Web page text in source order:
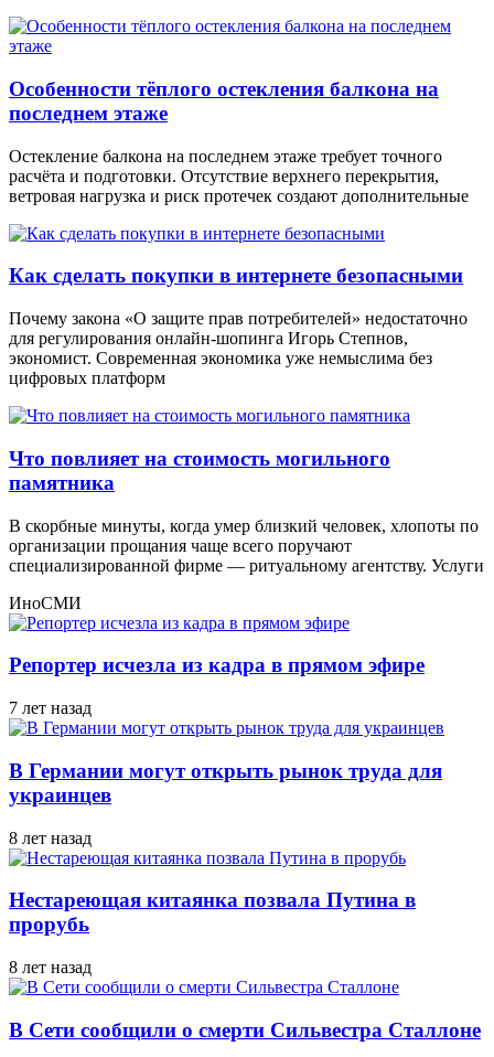
Особенности тёплого остекления балкона на
последнем этаже
Остекление балкона на последнем этаже требует точного
расчёта и подготовки. Отсутствие верхнего перекрытия,
ветровая нагрузка и риск протечек создают дополнительные
Как сделать покупки в интернете безопасными
Почему закона «О защите прав потребителей» недостаточно
для регулирования онлайн-шопинга Игорь Степнов,
экономист. Современная экономика уже немыслима без
цифровых платформ
Что повлияет на стоимость могильного
памятника
В скорбные минуты, когда умер близкий человек, хлопоты по
организации прощания чаще всего поручают
специализированной фирме — ритуальному агентству. Услуги
ИноСМИ
Репортер исчезла из кадра в прямом эфире
7 лет назад
В Германии могут открыть рынок труда для
украинцев
8 лет назад
Нестареющая китаянка позвала Путина в
прорубь
8 лет назад
В Сети сообщили о смерти Сильвестра Сталлоне